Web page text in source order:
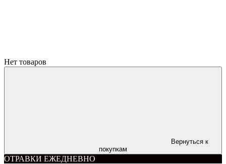
Нет товаров
Вернуться к
покупкам
ОТРАВКИ ЕЖЕДНЕВНО